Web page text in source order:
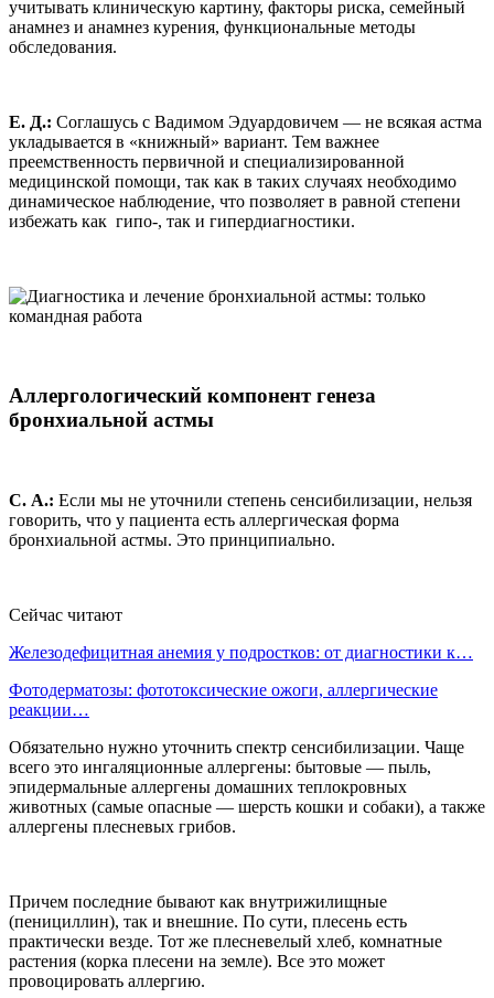
учитывать клиническую картину, факторы риска, семейный
анамнез и анамнез курения, функциональные методы
обследования.
Е. Д.: Соглашусь с Вадимом Эдуардовичем — не всякая астма
укладывается в «книжный» вариант. Тем важнее
преемственность первичной и специализированной
медицинской помощи, так как в таких случаях необходимо
динамическое наблюдение, что позволяет в равной степени
избежать как гипо-, так и гипердиагностики.
Аллергологический компонент генеза
бронхиальной астмы
С. А.: Если мы не уточнили степень сенсибилизации, нельзя
говорить, что у пациента есть аллергическая форма
бронхиальной астмы. Это принципиально.
Сейчас читают
Железодефицитная анемия у подростков: от диагностики к…
Фотодерматозы: фототоксические ожоги, аллергические
реакции…
Обязательно нужно уточнить спектр сенсибилизации. Чаще
всего это ингаляционные аллергены: бытовые — пыль,
эпидермальные аллергены домашних теплокровных
животных (самые опасные — шерсть кошки и собаки), а также
аллергены плесневых грибов.
Причем последние бывают как внутрижилищные
(пенициллин), так и внешние. По сути, плесень есть
практически везде. Тот же плесневелый хлеб, комнатные
растения (корка плесени на земле). Все это может
провоцировать аллергию.